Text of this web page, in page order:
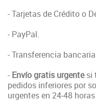
- Tarjetas de Crédito o
- PayPal.
- Transferencia
- Envío gratis urgentesi
pedidos inferiores por
urgentes en 24-48 horas